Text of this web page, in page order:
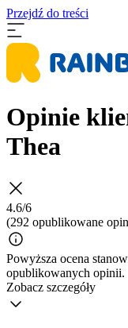
Przejdź do treści
Opinie
Thea
4.6/6
(292 opublikowane
Powyższa ocena
opublikowanych opinii.
Zobacz szczegóły